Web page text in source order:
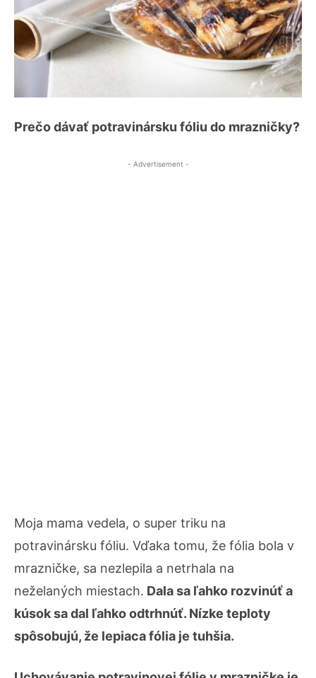
Prečo dávať potravinársku fóliu do mrazničky?
- Advertisement -
Moja mama vedela, o super triku na
potravinársku fóliu. Vďaka tomu, že fólia bola v
mrazničke, sa nezlepila a netrhala na
neželaných miestach. Dala sa ľahko rozvinúť a
kúsok sa dal ľahko odtrhnúť. Nízke teploty
spôsobujú, že lepiaca fólia je tuhšia.